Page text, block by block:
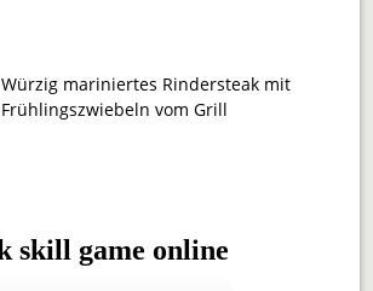
Würzig mariniertes Rindersteak mit
Frühlingszwiebeln vom Grill